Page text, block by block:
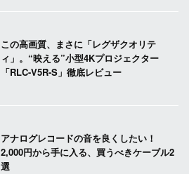
この高画質、まさに「レグザクオリテ
ィ」。“映える”小型4Kプロジェクター
「RLC-V5R-S」徹底レビュー
アナログレコードの音を良くしたい！
2,000円から手に入る、買うべきケーブル2
選